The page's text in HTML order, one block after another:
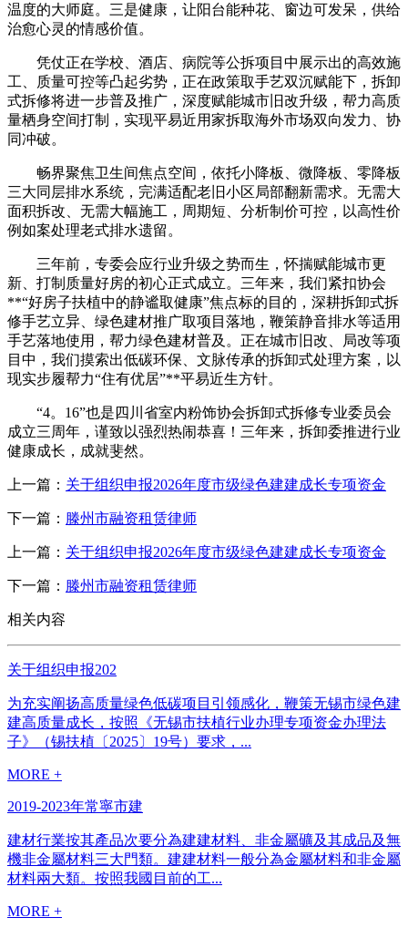
温度的大师庭。三是健康，让阳台能种花、窗边可发呆，供给
治愈心灵的情感价值。
凭仗正在学校、酒店、病院等公拆项目中展示出的高效施
工、质量可控等凸起劣势，正在政策取手艺双沉赋能下，拆卸
式拆修将进一步普及推广，深度赋能城市旧改升级，帮力高质
量栖身空间打制，实现平易近用家拆取海外市场双向发力、协
同冲破。
畅界聚焦卫生间焦点空间，依托小降板、微降板、零降板
三大同层排水系统，完满适配老旧小区局部翻新需求。无需大
面积拆改、无需大幅施工，周期短、分析制价可控，以高性价
例如案处理老式排水遗留。
三年前，专委会应行业升级之势而生，怀揣赋能城市更
新、打制质量好房的初心正式成立。三年来，我们紧扣协会
**“好房子扶植中的静谧取健康”焦点标的目的，深耕拆卸式拆
修手艺立异、绿色建材推广取项目落地，鞭策静音排水等适用
手艺落地使用，帮力绿色建材普及。正在城市旧改、局改等项
目中，我们摸索出低碳环保、文脉传承的拆卸式处理方案，以
现实步履帮力“住有优居”**平易近生方针。
“4。16”也是四川省室内粉饰协会拆卸式拆修专业委员会
成立三周年，谨致以强烈热闹恭喜！三年来，拆卸委推进行业
健康成长，成就斐然。
上一篇： 关于组织申报2026年度市级绿色建建成长专项资金
下一篇： 滕州市融资租赁律师
上一篇： 关于组织申报2026年度市级绿色建建成长专项资金
下一篇： 滕州市融资租赁律师
相关内容
关于组织申报202
为充实阐扬高质量绿色低碳项目引领感化，鞭策无锡市绿色建
建高质量成长，按照《无锡市扶植行业办理专项资金办理法
子》（锡扶植〔2025〕19号）要求，...
MORE +
2019-2023年常寧市建
建材行業按其產品次要分為建建材料、非金屬礦及其成品及無
機非金屬材料三大門類。建建材料一般分為金屬材料和非金屬
材料兩大類。按照我國目前的工...
MORE +